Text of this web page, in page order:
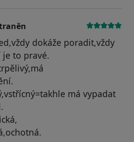
dokáže poradit,vždy
je to pravé.
má vypadat